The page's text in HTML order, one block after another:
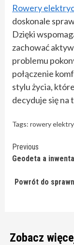
Rowery
doskonale
Dzięki
zachować
problemu
połączenie
stylu życia,
decyduje się
Tags: rowery
Continue
Reading
Previous
Geodeta a
Powrót do
Zobacz